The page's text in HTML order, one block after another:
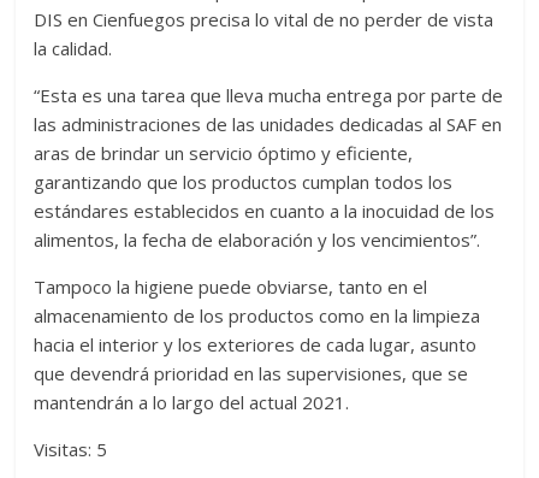
DIS en Cienfuegos precisa lo vital de no perder de vista
la calidad.
“Esta es una tarea que lleva mucha entrega por parte de
las administraciones de las unidades dedicadas al SAF en
aras de brindar un servicio óptimo y eficiente,
garantizando que los productos cumplan todos los
estándares establecidos en cuanto a la inocuidad de los
alimentos, la fecha de elaboración y los vencimientos”.
Tampoco la higiene puede obviarse, tanto en el
almacenamiento de los productos como en la limpieza
hacia el interior y los exteriores de cada lugar, asunto
que devendrá prioridad en las supervisiones, que se
mantendrán a lo largo del actual 2021.
Visitas: 5